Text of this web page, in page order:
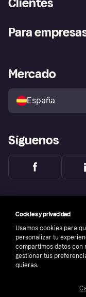
Clientes
Inicio de sesión
Directorio de tiendas
Política de protección
comprador de Klarna
Reclamaciones
Para
Acceso empresas
Mercado
España
Síguenos
Cookies y privacidad
Usamos cookies para
personalizar tu
compartimos datos con
gestionar tus
quieras.